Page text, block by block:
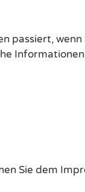
passiert, wenn
Sie dem